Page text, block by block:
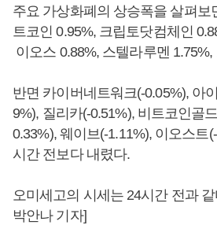
주요 가상화폐의 상승폭을 살펴보
트코인 0.95%, 크립토닷컴체인
이오스 0.88%, 스텔라루멘
반면 카이버네트워크(-0.05%), 아
9%), 질리카(-0.51%), 비트코인골
0.33%), 웨이브(-1.11%), 이오스트
시간 전보다 내렸다.
오미세고의 시세는 24시간 전과
박안나 기자]